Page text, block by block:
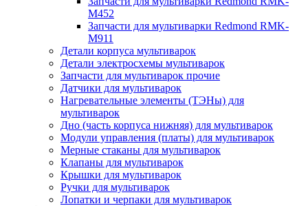
M452
Запчасти для мультиварки Redmond RMK-
M911
Детали корпуса мультиварок
Детали электросхемы мультиварок
Запчасти для мультиварок прочие
Датчики для мультиварок
Нагревательные элементы (ТЭНы) для
мультиварок
Дно (часть корпуса нижняя) для мультиварок
Модули управления (платы) для мультиварок
Мерные стаканы для мультиварок
Клапаны для мультиварок
Крышки для мультиварок
Ручки для мультиварок
Лопатки и черпаки для мультиварок